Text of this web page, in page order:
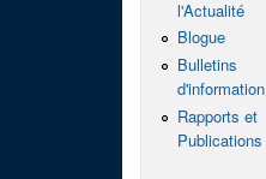
l'Actualité
Blogue
Bulletins
d'information
Rapports et
Publications